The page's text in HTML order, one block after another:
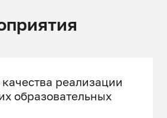
реализации
образовательных